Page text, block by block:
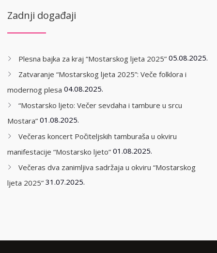
Zadnji događaji
Plesna bajka za kraj “Mostarskog ljeta 2025” 05.08.2025.
Zatvaranje “Mostarskog ljeta 2025”: Veče folklora i
modernog plesa 04.08.2025.
“Mostarsko ljeto: Večer sevdaha i tambure u srcu
Mostara” 01.08.2025.
Večeras koncert Počiteljskih tamburaša u okviru
manifestacije “Mostarsko ljeto” 01.08.2025.
Večeras dva zanimljiva sadržaja u okviru “Mostarskog
ljeta 2025” 31.07.2025.